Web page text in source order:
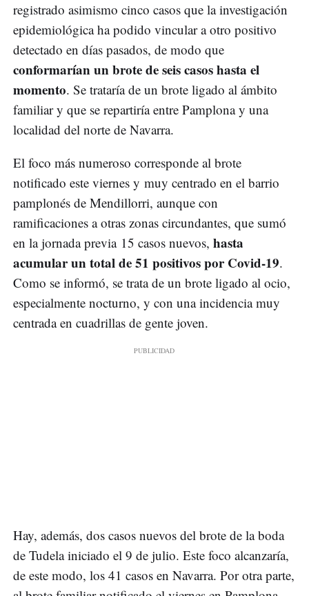
registrado asimismo cinco casos que la investigación
epidemiológica ha podido vincular a otro positivo
detectado en días pasados, de modo que
conformarían un brote de seis casos hasta el
momento. Se trataría de un brote ligado al ámbito
familiar y que se repartiría entre Pamplona y una
localidad del norte de Navarra.
El foco más numeroso corresponde al brote
notificado este viernes y muy centrado en el barrio
pamplonés de Mendillorri, aunque con
ramificaciones a otras zonas circundantes, que sumó
en la jornada previa 15 casos nuevos, hasta
acumular un total de 51 positivos por Covid-19.
Como se informó, se trata de un brote ligado al ocio,
especialmente nocturno, y con una incidencia muy
centrada en cuadrillas de gente joven.
Hay, además, dos casos nuevos del brote de la boda
de Tudela iniciado el 9 de julio. Este foco alcanzaría,
de este modo, los 41 casos en Navarra. Por otra parte,